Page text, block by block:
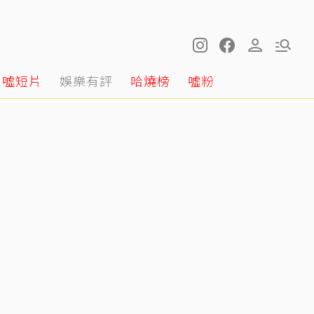
噓短片 娛樂有評 哈燒榜 噓粉